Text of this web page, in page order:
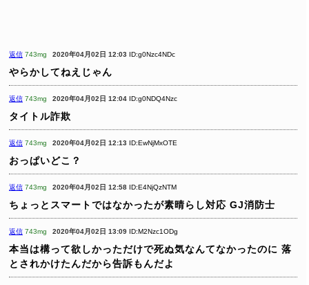
返信 743mg 2020年04月02日 12:03 ID:g0Nzc4NDc
やらかしてねえじゃん
返信 743mg 2020年04月02日 12:04 ID:g0NDQ4Nzc
タイトル詐欺
返信 743mg 2020年04月02日 12:13 ID:EwNjMxOTE
おっぱいどこ？
返信 743mg 2020年04月02日 12:58 ID:E4NjQzNTM
ちょっとスマートではなかったが素晴らし対応 GJ消防士
返信 743mg 2020年04月02日 13:09 ID:M2Nzc1ODg
本当は構って欲しかっただけで死ぬ気なんてなかったのに 落
とされかけたんだから告訴もんだよ